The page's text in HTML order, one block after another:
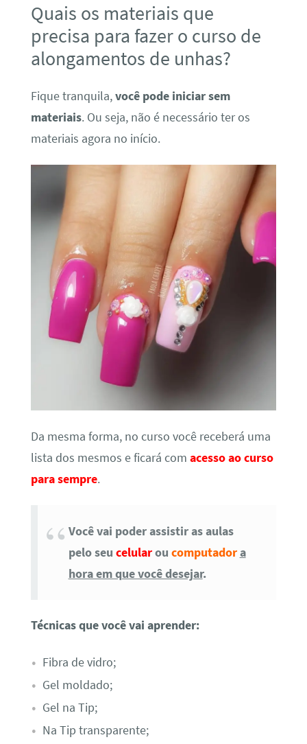
Quais os materiais que
precisa para fazer o curso de
alongamentos de unhas?
Fique tranquila,você pode iniciar sem
materiais. Ou seja, não é necessário ter os
materiais agora no início.
Da mesma forma, no curso você receberá uma
lista dos mesmos e ficará com acesso ao curso
para sempre.
Você vai poder assistir as aulas
pelo seu celularou computador a
hora em que você desejar.
Técnicas que você vai aprender:
Fibra de vidro;
Gel moldado;
Gel na Tip;
Na Tip transparente;